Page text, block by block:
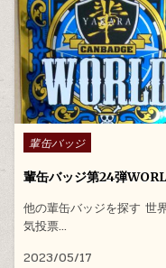
Posted in
輩缶バッジ
輩缶バッジ第24弾
他の輩缶バッジを探す 世
気投票…
2023/05/17